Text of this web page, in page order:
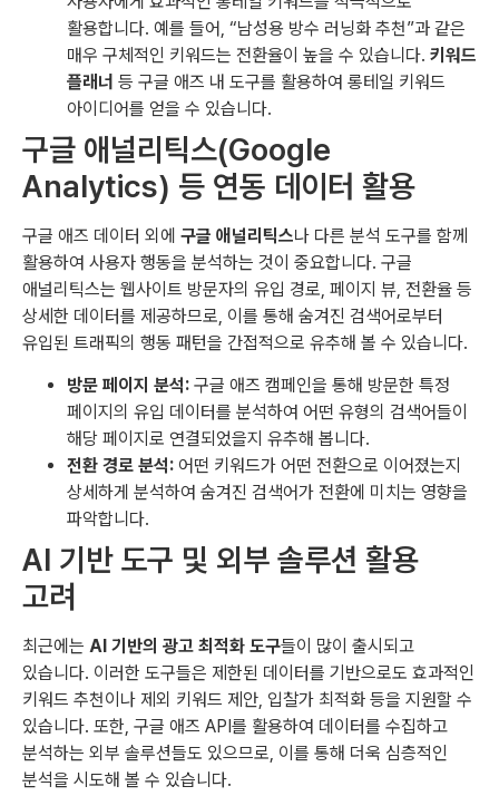
활용합니다. 예를 들어, “남성용 방수 러닝화 추천”과 같은
매우 구체적인 키워드는 전환율이 높을 수 있습니다. 키워드
플래너 등 구글 애즈 내 도구를 활용하여 롱테일 키워드
아이디어를 얻을 수 있습니다.
구글 애널리틱스(Google
Analytics) 등 연동 데이터 활용
구글 애즈 데이터 외에 구글 애널리틱스나 다른 분석 도구를 함께
활용하여 사용자 행동을 분석하는 것이 중요합니다. 구글
애널리틱스는 웹사이트 방문자의 유입 경로, 페이지 뷰, 전환율 등
상세한 데이터를 제공하므로, 이를 통해 숨겨진 검색어로부터
유입된 트래픽의 행동 패턴을 간접적으로 유추해 볼 수 있습니다.
방문 페이지 분석: 구글 애즈 캠페인을 통해 방문한 특정
페이지의 유입 데이터를 분석하여 어떤 유형의 검색어들이
해당 페이지로 연결되었을지 유추해 봅니다.
전환 경로 분석: 어떤 키워드가 어떤 전환으로 이어졌는지
상세하게 분석하여 숨겨진 검색어가 전환에 미치는 영향을
파악합니다.
AI 기반 도구 및 외부 솔루션 활용
고려
최근에는 AI 기반의 광고 최적화 도구들이 많이 출시되고
있습니다. 이러한 도구들은 제한된 데이터를 기반으로도 효과적인
키워드 추천이나 제외 키워드 제안, 입찰가 최적화 등을 지원할 수
있습니다. 또한, 구글 애즈 API를 활용하여 데이터를 수집하고
분석하는 외부 솔루션들도 있으므로, 이를 통해 더욱 심층적인
분석을 시도해 볼 수 있습니다.